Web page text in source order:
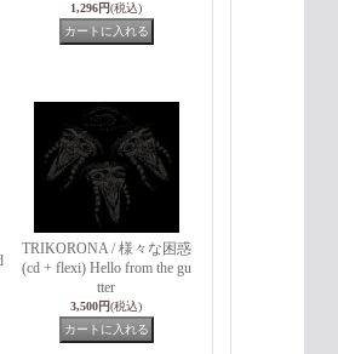
1,296円(税込)
TRIKORONA / 様々な困惑
(cd + flexi) Hello from the gu
tter
3,500円(税込)